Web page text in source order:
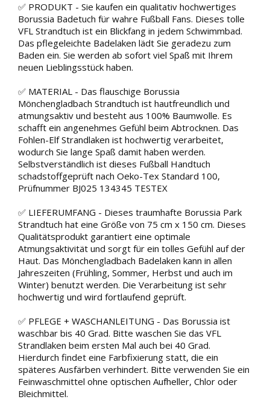
✅ PRODUKT - Sie kaufen ein qualitativ hochwertiges
Borussia Badetuch für wahre Fußball Fans. Dieses tolle
VFL Strandtuch ist ein Blickfang in jedem Schwimmbad.
Das pflegeleichte Badelaken lädt Sie geradezu zum
Baden ein. Sie werden ab sofort viel Spaß mit Ihrem
neuen Lieblingsstück haben.
✅ MATERIAL - Das flauschige Borussia
Mönchengladbach Strandtuch ist hautfreundlich und
atmungsaktiv und besteht aus 100% Baumwolle. Es
schafft ein angenehmes Gefühl beim Abtrocknen. Das
Fohlen-Elf Strandlaken ist hochwertig verarbeitet,
wodurch Sie lange Spaß damit haben werden.
Selbstverständlich ist dieses Fußball Handtuch
schadstoffgeprüft nach Oeko-Tex Standard 100,
Prüfnummer BJ025 134345 TESTEX
✅ LIEFERUMFANG - Dieses traumhafte Borussia Park
Strandtuch hat eine Größe von 75 cm x 150 cm. Dieses
Qualitätsprodukt garantiert eine optimale
Atmungsaktivität und sorgt für ein tolles Gefühl auf der
Haut. Das Mönchengladbach Badelaken kann in allen
Jahreszeiten (Frühling, Sommer, Herbst und auch im
Winter) benutzt werden. Die Verarbeitung ist sehr
hochwertig und wird fortlaufend geprüft.
✅ PFLEGE + WASCHANLEITUNG - Das Borussia ist
waschbar bis 40 Grad. Bitte waschen Sie das VFL
Strandlaken beim ersten Mal auch bei 40 Grad.
Hierdurch findet eine Farbfixierung statt, die ein
späteres Ausfärben verhindert. Bitte verwenden Sie ein
Feinwaschmittel ohne optischen Aufheller, Chlor oder
Bleichmittel.